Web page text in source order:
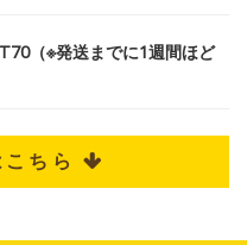
（※発送までに1週間ほど
こちら 